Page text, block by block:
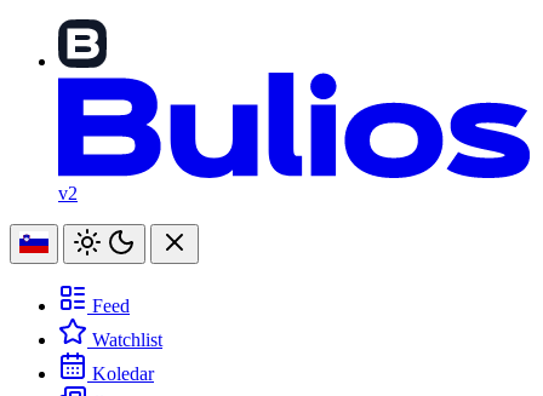
v2
Feed
Watchlist
Koledar